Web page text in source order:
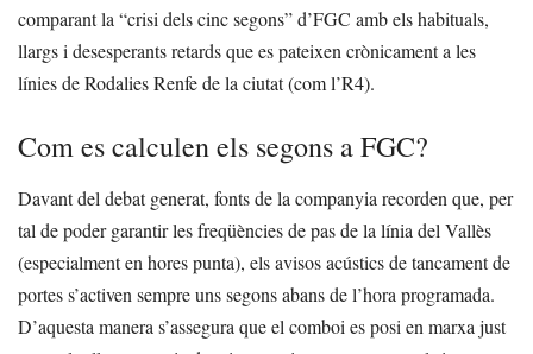
comparant la “crisi dels cinc segons” d’FGC amb els habituals,
llargs i desesperants retards que es pateixen crònicament a les
línies de Rodalies Renfe de la ciutat (com l’R4).
Com es calculen els segons a FGC?
Davant del debat generat, fonts de la companyia recorden que, per
tal de poder garantir les freqüències de pas de la línia del Vallès
(especialment en hores punta), els avisos acústics de tancament de
portes s’activen sempre uns segons abans de l’hora programada.
D’aquesta manera s’assegura que el comboi es posi en marxa just